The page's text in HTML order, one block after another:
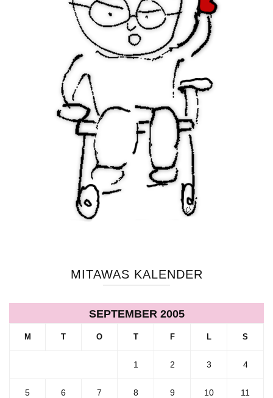
MITAWAS KALENDER
SEPTEMBER 2005
M T O T F L S
1 2 3 4
5 6 7 8 9 10 11